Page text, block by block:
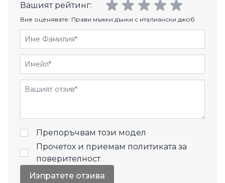
Вашият рейтинг:
Вие оценявате: Прави мъжки дънки с италиански джоб
Име Фамилия
Имейл
Отзиви
Препоръчвам този модел
Прочетох и приемам политиката за
поверителност
Изпратете отзива